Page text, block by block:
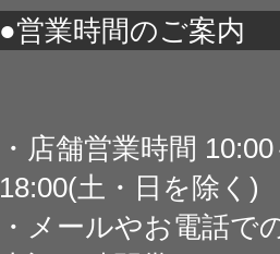
●営業時間のご案内
・店舗営業時間
18:00(土・日を除く)
・メールやお電話で